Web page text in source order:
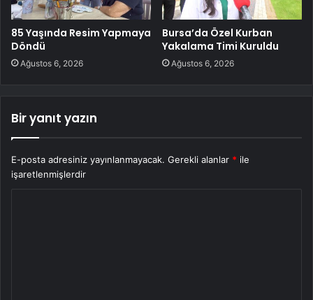
85 Yaşında Resim Yapmaya
Döndü
Ağustos 6, 2026
Bursa’da Özel Kurban
Yakalama Timi Kuruldu
Ağustos 6, 2026
Bir yanıt yazın
E-posta adresiniz yayınlanmayacak. Gerekli alanlar * ile
işaretlenmişlerdir